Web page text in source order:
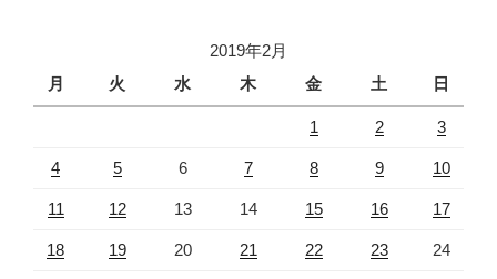
2019年2月
月
火 水 木 金 土 日
1 2 3
4 5 6 7 8 9 10
11 12 13 14 15 16 17
18 19 20 21 22 23 24